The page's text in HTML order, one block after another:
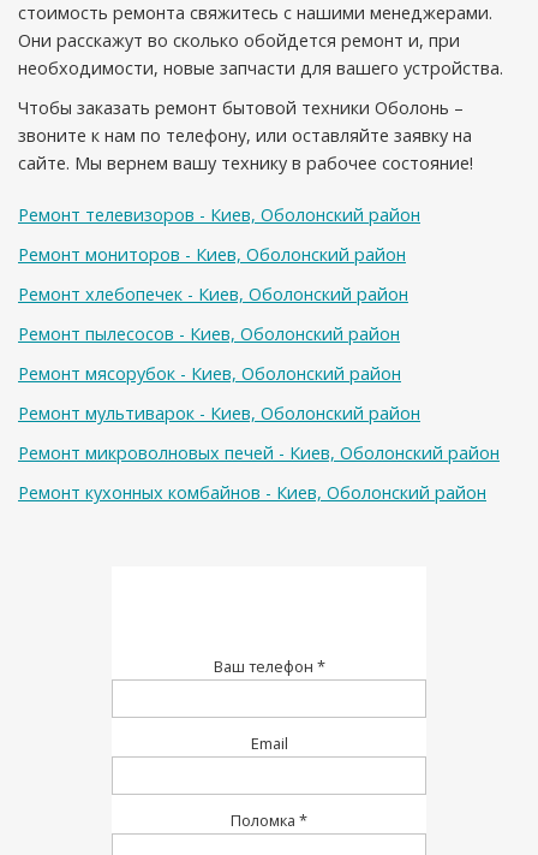
стоимость ремонта свяжитесь с нашими менеджерами.
Они расскажут во сколько обойдется ремонт и, при
необходимости, новые запчасти для вашего устройства.
Чтобы заказать ремонт бытовой техники Оболонь –
звоните к нам по телефону, или оставляйте заявку на
сайте. Мы вернем вашу технику в рабочее состояние!
Ремонт телевизоров - Киев, Оболонский район
Ремонт мониторов - Киев, Оболонский район
Ремонт хлебопечек - Киев, Оболонский район
Ремонт пылесосов - Киев, Оболонский район
Ремонт мясорубок - Киев, Оболонский район
Ремонт мультиварок - Киев, Оболонский район
Ремонт микроволновых печей - Киев, Оболонский район
Ремонт кухонных комбайнов - Киев, Оболонский район
Ваш телефон *
Email
Поломка *